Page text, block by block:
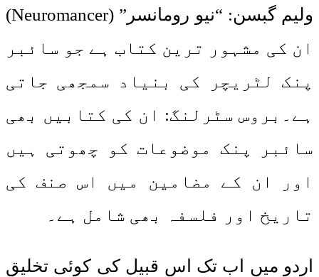
ولیم گبسن: “نیو رومانسر” (Neuromancer)
ان کی مشہور ترین کتاب ہے جو سائبر
پنک لٹریچر کی بنیاد سمجھی جاتی
ہے۔بروس سٹرلنگ: ان کی کتابیں بھی
سائبر پنک موضوعات کو چھوتی ہیں
اور ان کے مضامین میں اس صنف کی
تاریخ اور فلسفہ بھی شامل ہے۔
اردو میں اب تک اس قبیل کی کوئی تخلیق